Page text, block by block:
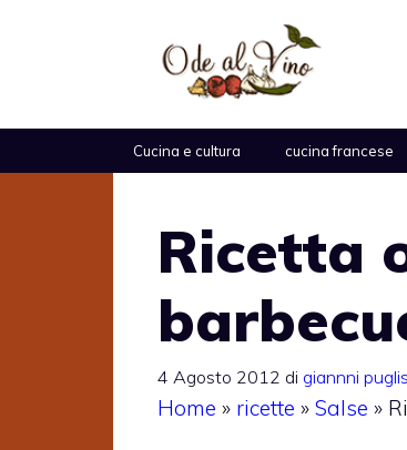
Cucina e cultura cucina francese
Ricetta
4 Agosto 2012 di giannni
Home » ricette » Salse »